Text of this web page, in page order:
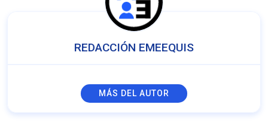
REDACCIÓN EMEEQUIS
MÁS DEL AUTOR